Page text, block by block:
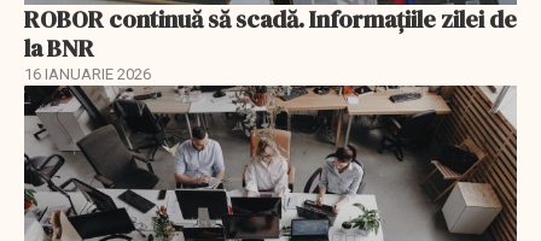
ROBOR continuă să scadă. Informaţiile zilei de
la BNR
16 IANUARIE 2026